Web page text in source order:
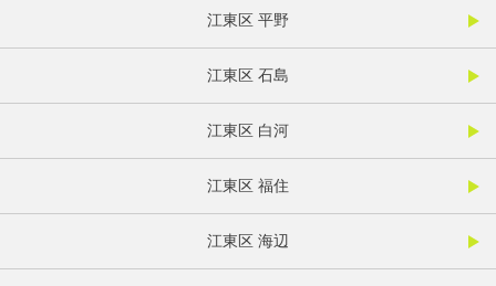
江東区 平野
江東区 石島
江東区 白河
江東区 福住
江東区 海辺